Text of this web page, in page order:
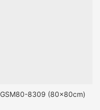
GSM80-8309 (80x80cm)